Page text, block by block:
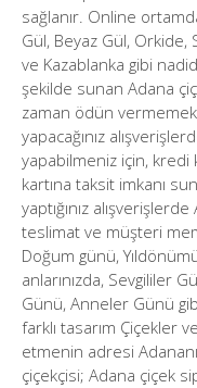
sağlanır. Online
Gül, Beyaz Gül, Orkide,
ve Kazablanka gibi
şekilde sunan Adana
zaman ödün
yapacağınız
yapabilmeniz için, kredi
kartına taksit imkanı
yaptığınız
teslimat ve müşteri
Doğum günü,
anlarınızda, Sevgililer
Günü, Anneler Günü
farklı tasarım Çiçekler
etmenin adresi
çiçekçisi; Adana çiçek